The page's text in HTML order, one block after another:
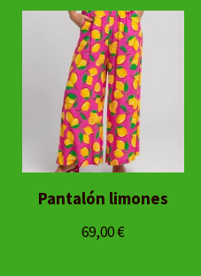
Pantalón limones
69,00€